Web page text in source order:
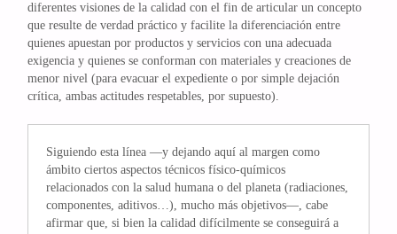
diferentes visiones de la calidad con el fin de articular un concepto
que resulte de verdad práctico y facilite la diferenciación entre
quienes apuestan por productos y servicios con una adecuada
exigencia y quienes se conforman con materiales y creaciones de
menor nivel (para evacuar el expediente o por simple dejación
crítica, ambas actitudes respetables, por supuesto).
Siguiendo esta línea —y dejando aquí al margen como
ámbito ciertos aspectos técnicos físico-químicos
relacionados con la salud humana o del planeta (radiaciones,
componentes, aditivos…), mucho más objetivos—, cabe
afirmar que, si bien la calidad difícilmente se conseguirá a